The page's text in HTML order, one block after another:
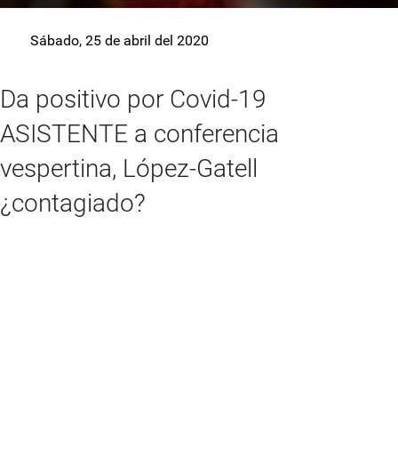
Sábado, 25 de abril del 2020
Da positivo por Covid-19
ASISTENTE a conferencia
vespertina, López-Gatell
¿contagiado?